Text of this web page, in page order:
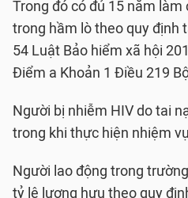
Trong đó có đủ 15 năm
trong hầm lò theo quy định
54 Luật Bảo hiểm xã hội
Điểm a Khoản 1 Điều 219
Người bị nhiễm HIV do tai
trong khi thực hiện nhiệm
Người lao động trong
tỷ lệ lương hưu theo quy